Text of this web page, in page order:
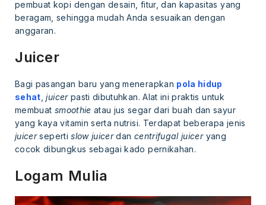
pembuat kopi dengan desain, fitur, dan kapasitas yang
beragam, sehingga mudah Anda sesuaikan dengan
anggaran.
Juicer
Bagi pasangan baru yang menerapkan pola hidup
sehat ,juicerpasti dibutuhkan. Alat ini praktis untuk
membuat smoothie atau jus segar dari buah dan sayur
yang kaya vitamin serta nutrisi. Terdapat beberapa jenis
juicersepertislow juicerdan centrifugal juiceryang
cocok dibungkus sebagai kado pernikahan.
Logam Mulia